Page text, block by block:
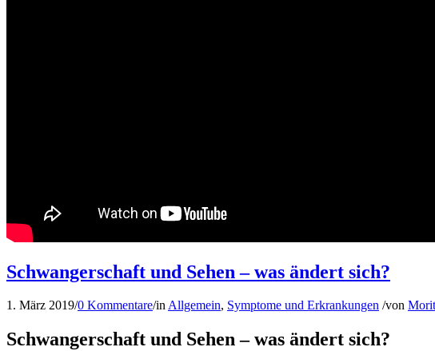
Schwangerschaft und Sehen – was ändert sich?
1. März 2019/0 Kommentare/inAllgemein, Symptome und Erkrankungen /von
Schwangerschaft und Sehen – was ändert sich?